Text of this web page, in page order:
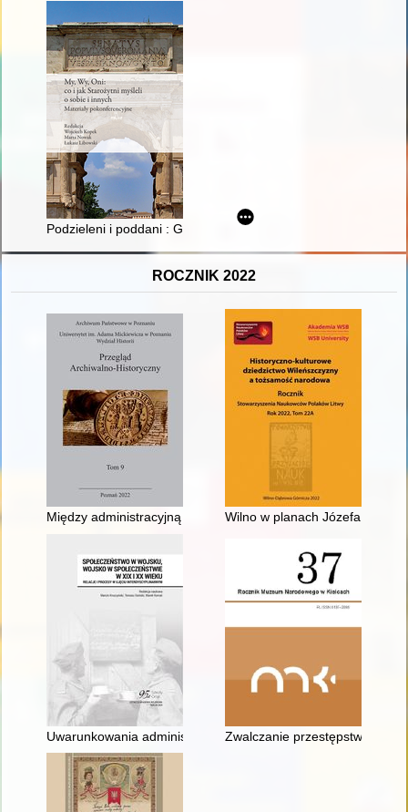
Podzieleni i poddani : Grecy i Egipcjanie w hellenistycznej
ROCZNIK 2022
Między administracyjną Scyllą i uczoną Charybdą : urzędnik
Wilno w planach Józefa
Uwarunkowania administracyjne, prawne i ekonomiczne
Zwalczanie przestępstw